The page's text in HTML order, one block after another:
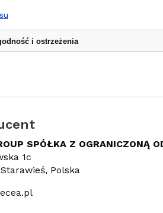
i ostrzeżenia
SPÓŁKA Z OGRANICZONĄ
1c
Polska